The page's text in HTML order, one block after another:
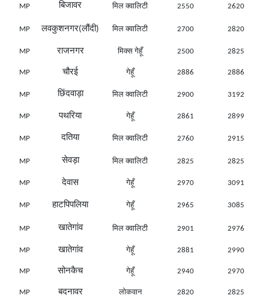
MP बिजावर मिल क्वालिटी 2550 2620
MP लवकुशनगर(लौंदी) मिल क्वालिटी 2700 2820
MP राजनगर मिक्स गेहूँ 2500 2825
MP चौरई गेहूँ 2886 2886
MP छिंदवाड़ा मिल क्वालिटी 2900 3192
MP पथरिया गेहूँ 2861 2899
MP दतिया मिल क्वालिटी 2760 2915
MP सेवड़ा मिल क्वालिटी 2825 2825
MP देवास गेहूँ 2970 3091
MP हाटपिपलिया गेहूँ 2965 3085
MP खातेगांव मिल क्वालिटी 2901 2976
MP खातेगांव गेहूँ 2881 2990
MP सोनकैच गेहूँ 2940 2970
MP बदनावर लोकवान 2820 2825